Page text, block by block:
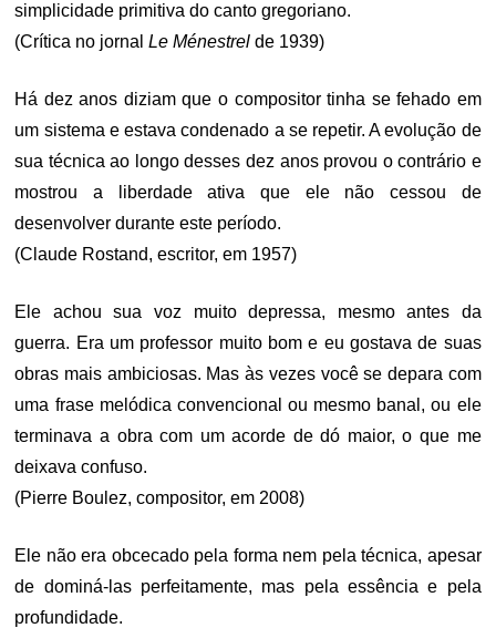
simplicidade primitiva do canto gregoriano.
(Crítica no jornalLe Ménestrel de 1939)
Há dez anos diziam que o compositor tinha se fehado em
um sistema e estava condenado a se repetir. A evolução de
sua técnica ao longo desses dez anos provou o contrário e
mostrou a liberdade ativa que ele não cessou de
desenvolver durante este período.
(Claude Rostand, escritor, em 1957)
Ele achou sua voz muito depressa, mesmo antes da
guerra. Era um professor muito bom e eu gostava de suas
obras mais ambiciosas. Mas às vezes você se depara com
uma frase melódica convencional ou mesmo banal, ou ele
terminava a obra com um acorde de dó maior, o que me
deixava confuso.
(Pierre Boulez, compositor, em 2008)
Ele não era obcecado pela forma nem pela técnica, apesar
de dominá-las perfeitamente, mas pela essência e pela
profundidade.